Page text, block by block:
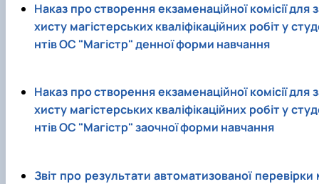
Наказ про створення екзаменаційної комісії для
хисту магістерських кваліфікаційних робіт у
нтів ОС "Магістр" денної форми навчання
Наказ про створення екзаменаційної комісії для
хисту магістерських кваліфікаційних робіт у
нтів ОС "Магістр" заочної форми навчання
Звіт про результати автоматизованої перевірки